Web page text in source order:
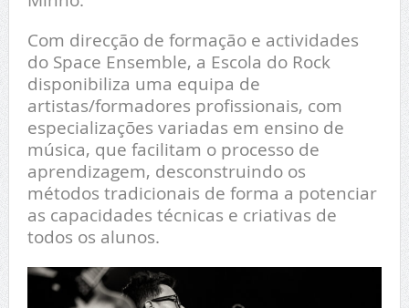
Com direcção de formação e actividades
do Space Ensemble, a Escola do Rock
disponibiliza uma equipa de
artistas/formadores profissionais, com
especializações variadas em ensino de
música, que facilitam o processo de
aprendizagem, desconstruindo os
métodos tradicionais de forma a potenciar
as capacidades técnicas e criativas de
todos os alunos.